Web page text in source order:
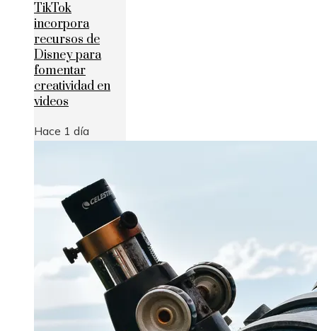
TikTok
incorpora
recursos de
Disney para
fomentar
creatividad en
videos
Hace 1 día